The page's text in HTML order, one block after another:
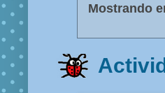
Mostrando